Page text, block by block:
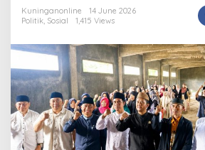
Pesantren
dan
Kendala
Infrastruktur
Desa
Kuninganonline
14 June 2026
Politik, Sosial 1,415 Views